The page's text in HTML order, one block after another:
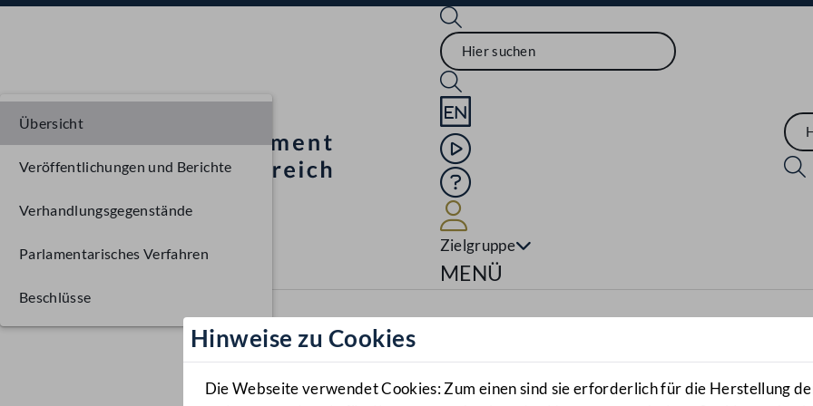
Sprache English
Mediathek
Hilfe
Zielgruppe
Navigationsmenü öffnen
MENÜ
Hinweise zu Cookies
Die Webseite verwendet Cookies: Zum einen sind sie erforderlich für die Herstellung
Übersicht
Veröffentlichungen und Berichte
Verhandlungsgegenstände
Parlamentarisches Verfahren
Beschlüsse